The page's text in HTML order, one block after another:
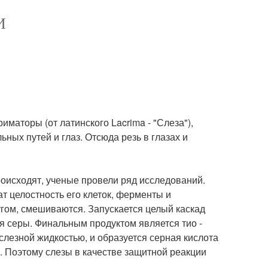
(от латинского Lacrima - "Слеза"),
путей и глаз. Отсюда резь в глазах и
ученые провели ряд исследований.
целостность его клеток, ферменты и
смешиваются. Запускается целый каскад
серы. Финальным продуктом является тио -
жидкостью, и образуется серная кислота
Поэтому слезы в качестве защитной реакции